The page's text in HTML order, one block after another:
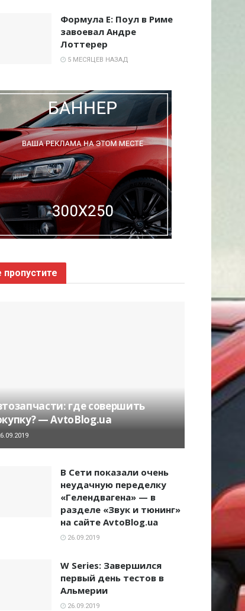
Формула E: Поул в Риме
завоевал Андре
Лоттерер
5 МЕСЯЦЕВ НАЗАД
пропустите
где совершить
— AvtoBlog.ua
В Сети показали очень
неудачную переделку
«Гелендвагена» — в
разделе «Звук и тюнинг»
на сайте AvtoBlog.ua
26.09.2019
W Series: Завершился
первый день тестов в
Альмерии
26.09.2019